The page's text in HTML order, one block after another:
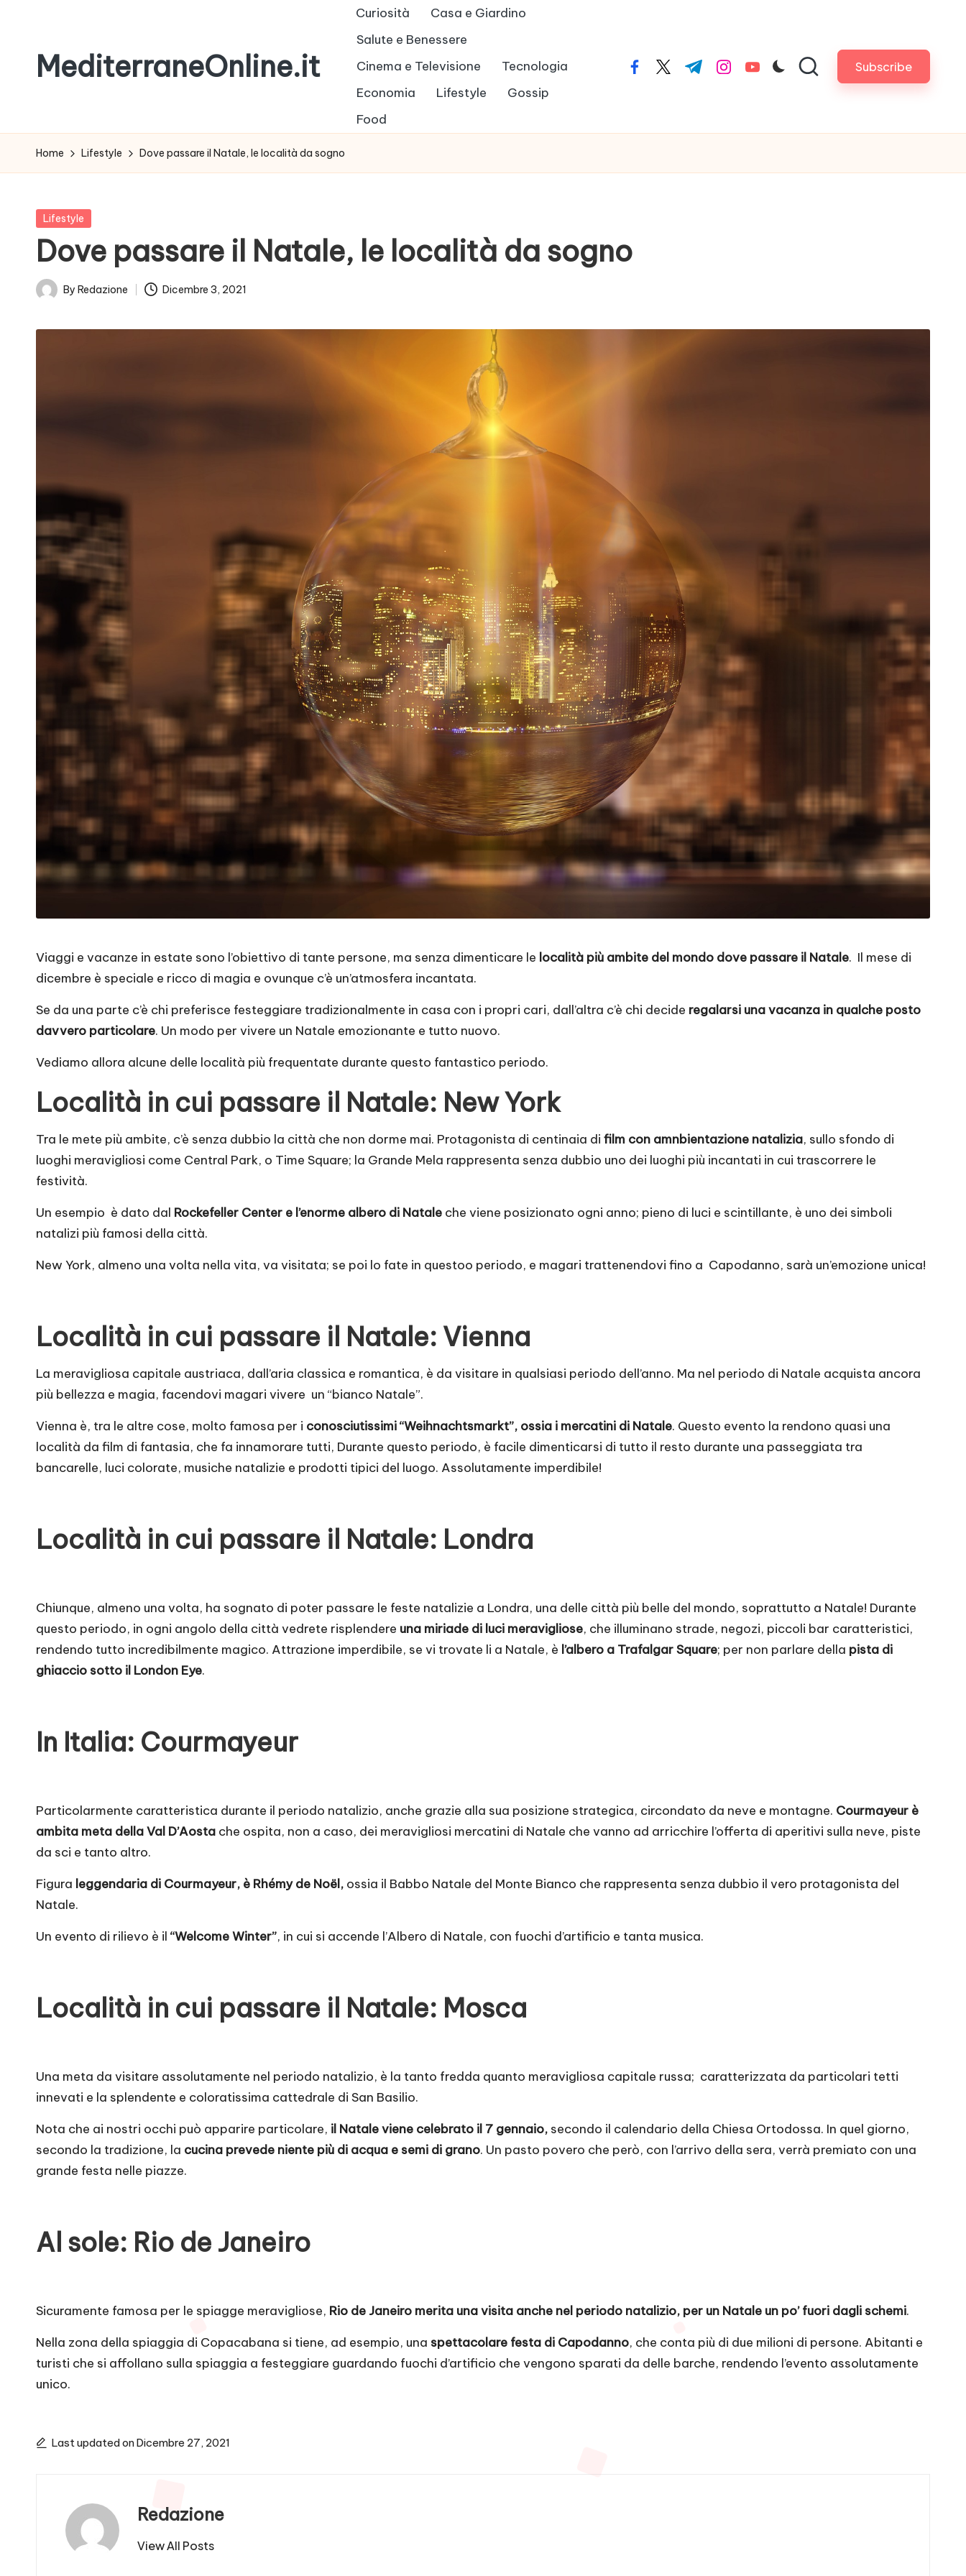
contentMediterraneOnline.it
aggiornato
con
le
News
Curiosità
Casa e Giardino
Salute e Benessere
Cinema e Televisione
Tecnologia
Economia
Lifestyle
Gossip
Food
facebook.com
twitter.com
t.me instagram.com
youtube.com Subscribe
Home Lifestyle Dove passare il Natale, le località da sogno
Posted
Lifestyle
Dove passare il Natale, le località da sogno
Posted
By Redazione Dicembre 3, 2021
Viaggi e vacanze in estate sono l’obiettivo di tante persone, ma senza dimenticare le località più ambite del mondo dove passare il Natale. Il mese di
dicembre è speciale e ricco di magia e ovunque c’è un’atmosfera incantata.
Se da una parte c’è chi preferisce festeggiare tradizionalmente in casa con i propri cari, dall’altra c’è chi decide regalarsi una vacanza in qualche posto
davvero particolare. Un modo per vivere un Natale emozionante e tutto nuovo.
Vediamo allora alcune delle località più frequentate durante questo fantastico periodo.
Località in cui passare il Natale: New York
Tra le mete più ambite, c’è senza dubbio la città che non dorme mai. Protagonista di centinaia di film con amnbientazione natalizia, sullo sfondo di
luoghi meravigliosi come Central Park, o Time Square; la Grande Mela rappresenta senza dubbio uno dei luoghi più incantati in cui trascorrere le
festività.
Un esempio è dato dal Rockefeller Center e l’enorme albero di Natale che viene posizionato ogni anno; pieno di luci e scintillante, è uno dei simboli
natalizi più famosi della città.
New York, almeno una volta nella vita, va visitata; se poi lo fate in questoo periodo, e magari trattenendovi fino a Capodanno, sarà un’emozione unica!
Località in cui passare il Natale: Vienna
La meravigliosa capitale austriaca, dall’aria classica e romantica, è da visitare in qualsiasi periodo dell’anno. Ma nel periodo di Natale acquista ancora
più bellezza e magia, facendovi magari vivere un “bianco Natale”.
Vienna è, tra le altre cose, molto famosa per i conosciutissimi “Weihnachtsmarkt”, ossia i mercatini di Natale. Questo evento la rendono quasi una
località da film di fantasia, che fa innamorare tutti, Durante questo periodo, è facile dimenticarsi di tutto il resto durante una passeggiata tra
bancarelle, luci colorate, musiche natalizie e prodotti tipici del luogo. Assolutamente imperdibile!
Località in cui passare il Natale: Londra
Chiunque, almeno una volta, ha sognato di poter passare le feste natalizie a Londra, una delle città più belle del mondo, soprattutto a Natale! Durante
questo periodo, in ogni angolo della città vedrete risplendere una miriade di luci meravigliose, che illuminano strade, negozi, piccoli bar caratteristici,
rendendo tutto incredibilmente magico. Attrazione imperdibile, se vi trovate li a Natale, è l’albero a Trafalgar Square; per non parlare della pista di
ghiaccio sotto il London Eye.
In Italia: Courmayeur
Particolarmente caratteristica durante il periodo natalizio, anche grazie alla sua posizione strategica, circondato da neve e montagne. Courmayeur è
ambita meta della Val D’Aosta che ospita, non a caso, dei meravigliosi mercatini di Natale che vanno ad arricchire l’offerta di aperitivi sulla neve, piste
da sci e tanto altro.
Figura leggendaria di Courmayeur, è Rhémy de Noël, ossia il Babbo Natale del Monte Bianco che rappresenta senza dubbio il vero protagonista del
Natale.
Un evento di rilievo è il “Welcome Winter”, in cui si accende l’Albero di Natale, con fuochi d’artificio e tanta musica.
Località in cui passare il Natale: Mosca
Una meta da visitare assolutamente nel periodo natalizio, è la tanto fredda quanto meravigliosa capitale russa; caratterizzata da particolari tetti
innevati e la splendente e coloratissima cattedrale di San Basilio.
Nota che ai nostri occhi può apparire particolare, il Natale viene celebrato il 7 gennaio, secondo il calendario della Chiesa Ortodossa. In quel giorno,
secondo la tradizione, la cucina prevede niente più di acqua e semi di grano. Un pasto povero che però, con l’arrivo della sera, verrà premiato con una
grande festa nelle piazze.
Al sole: Rio de Janeiro
Sicuramente famosa per le spiagge meravigliose, Rio de Janeiro merita una visita anche nel periodo natalizio, per un Natale un po’ fuori dagli schemi.
Nella zona della spiaggia di Copacabana si tiene, ad esempio, una spettacolare festa di Capodanno, che conta più di due milioni di persone. Abitanti e
turisti che si affollano sulla spiaggia a festeggiare guardando fuochi d’artificio che vengono sparati da delle barche, rendendo l’evento assolutamente
unico.
Last updated on Dicembre 27, 2021
Redazione
View All Posts